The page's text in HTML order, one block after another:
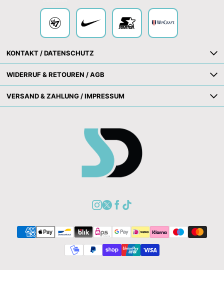
KONTAKT / DATENSCHUTZ
WIDERRUF & RETOUREN / AGB
VERSAND & ZAHLUNG / IMPRESSUM